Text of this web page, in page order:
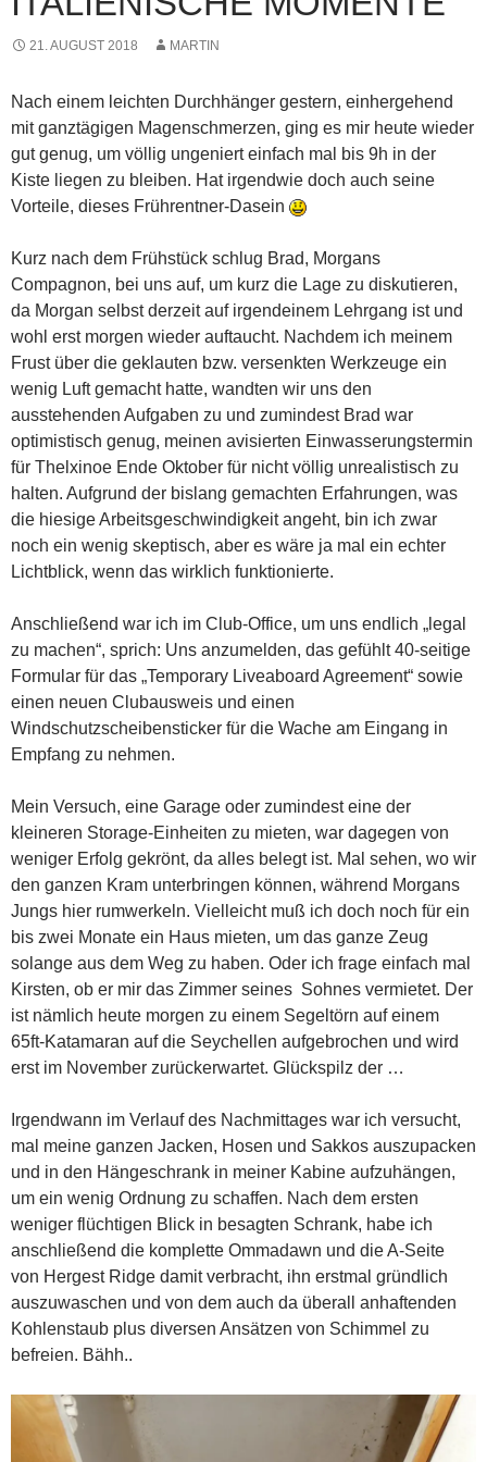
21. AUGUST 2018 MARTIN
Nach einem leichten Durchhänger gestern, einhergehend
mit ganztägigen Magenschmerzen, ging es mir heute wieder
gut genug, um völlig ungeniert einfach mal bis 9h in der
Kiste liegen zu bleiben. Hat irgendwie doch auch seine
Vorteile, dieses Frührentner-Dasein
Kurz nach dem Frühstück schlug Brad, Morgans
Compagnon, bei uns auf, um kurz die Lage zu diskutieren,
da Morgan selbst derzeit auf irgendeinem Lehrgang ist und
wohl erst morgen wieder auftaucht. Nachdem ich meinem
Frust über die geklauten bzw. versenkten Werkzeuge ein
wenig Luft gemacht hatte, wandten wir uns den
ausstehenden Aufgaben zu und zumindest Brad war
optimistisch genug, meinen avisierten Einwasserungstermin
für Thelxinoe Ende Oktober für nicht völlig unrealistisch zu
halten. Aufgrund der bislang gemachten Erfahrungen, was
die hiesige Arbeitsgeschwindigkeit angeht, bin ich zwar
noch ein wenig skeptisch, aber es wäre ja mal ein echter
Lichtblick, wenn das wirklich funktionierte.
Anschließend war ich im Club-Office, um uns endlich „legal
zu machen“, sprich: Uns anzumelden, das gefühlt 40-seitige
Formular für das „Temporary Liveaboard Agreement“ sowie
einen neuen Clubausweis und einen
Windschutzscheibensticker für die Wache am Eingang in
Empfang zu nehmen.
Mein Versuch, eine Garage oder zumindest eine der
kleineren Storage-Einheiten zu mieten, war dagegen von
weniger Erfolg gekrönt, da alles belegt ist. Mal sehen, wo wir
den ganzen Kram unterbringen können, während Morgans
Jungs hier rumwerkeln. Vielleicht muß ich doch noch für ein
bis zwei Monate ein Haus mieten, um das ganze Zeug
solange aus dem Weg zu haben. Oder ich frage einfach mal
Kirsten, ob er mir das Zimmer seines Sohnes vermietet. Der
ist nämlich heute morgen zu einem Segeltörn auf einem
65ft-Katamaran auf die Seychellen aufgebrochen und wird
erst im November zurückerwartet. Glückspilz der …
Irgendwann im Verlauf des Nachmittages war ich versucht,
mal meine ganzen Jacken, Hosen und Sakkos auszupacken
und in den Hängeschrank in meiner Kabine aufzuhängen,
um ein wenig Ordnung zu schaffen. Nach dem ersten
weniger flüchtigen Blick in besagten Schrank, habe ich
anschließend die komplette Ommadawn und die A-Seite
von Hergest Ridge damit verbracht, ihn erstmal gründlich
auszuwaschen und von dem auch da überall anhaftenden
Kohlenstaub plus diversen Ansätzen von Schimmel zu
befreien. Bähh..